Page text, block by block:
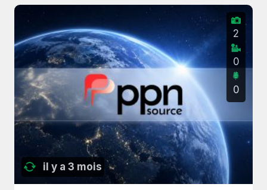
il y a 3 mois
2
0
0